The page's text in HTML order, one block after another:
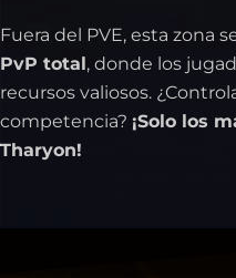
Fuera del PVE, esta zona
PvP total, donde los
recursos valiosos.
competencia? ¡Solo los
Tharyon!